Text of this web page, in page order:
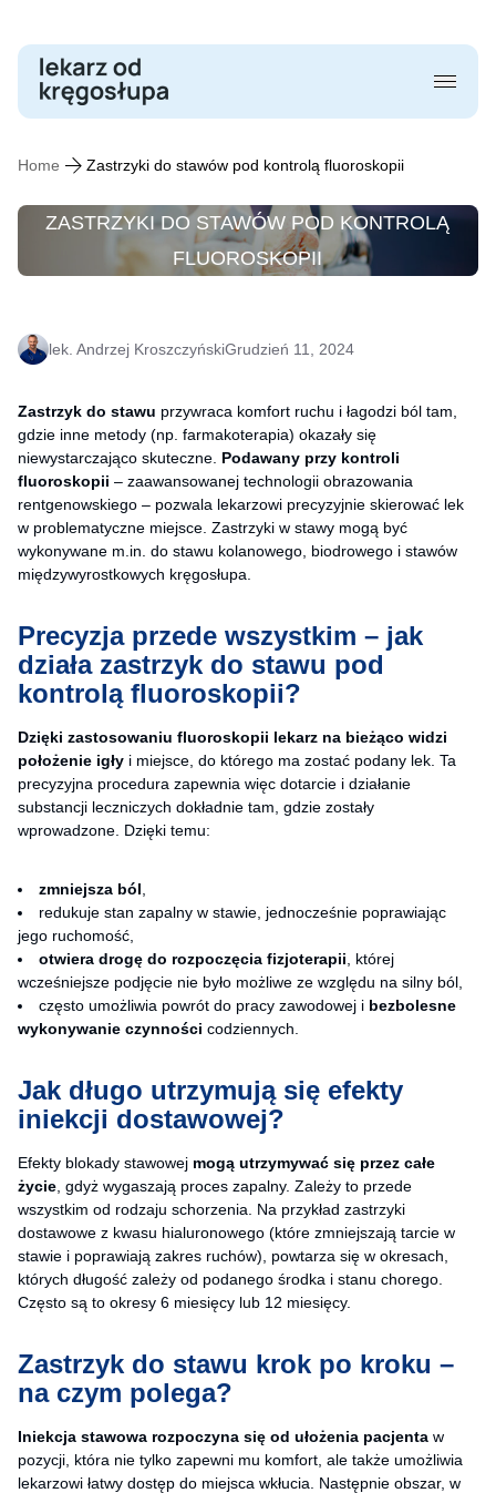
Skip
content
Home Zastrzyki do stawów pod kontrolą fluoroskopii
ZASTRZYKI DO STAWÓW POD KONTROLĄ
FLUOROSKOPII
lek. Andrzej KroszczyńskiGrudzień 11, 2024
Zastrzyk do stawu przywraca komfort ruchu i łagodzi ból tam,
gdzie inne metody (np. farmakoterapia) okazały się
niewystarczająco skuteczne. Podawany przy kontroli
fluoroskopii – zaawansowanej technologii obrazowania
rentgenowskiego – pozwala lekarzowi precyzyjnie skierować lek
w problematyczne miejsce. Zastrzyki w stawy mogą być
wykonywane m.in. do stawu kolanowego, biodrowego i stawów
międzywyrostkowych kręgosłupa.
Precyzja przede wszystkim – jak
działa zastrzyk do stawu pod
kontrolą fluoroskopii?
Dzięki zastosowaniu fluoroskopii lekarz na bieżąco widzi
położenie igły i miejsce, do którego ma zostać podany lek. Ta
precyzyjna procedura zapewnia więc dotarcie i działanie
substancji leczniczych dokładnie tam, gdzie zostały
wprowadzone. Dzięki temu:
zmniejsza ból
redukuje stan zapalny w stawie, jednocześnie poprawiając
jego ruchomość,
otwiera drogę do rozpoczęcia fizjoterapii , której
wcześniejsze podjęcie nie było możliwe ze względu na silny ból,
często umożliwia powrót do pracy zawodowej i bezbolesne
wykonywanie czynności codziennych.
Jak długo utrzymują się efekty
iniekcji dostawowej?
Efekty blokady stawowej mogą utrzymywać się przez całe
życie , gdyż wygaszają proces zapalny. Zależy to przede
wszystkim od rodzaju schorzenia. Na przykład zastrzyki
dostawowe z kwasu hialuronowego (które zmniejszają tarcie w
stawie i poprawiają zakres ruchów), powtarza się w okresach,
których długość zależy od podanego środka i stanu chorego.
Często są to okresy 6 miesięcy lub 12 miesięcy.
Zastrzyk do stawu krok po kroku –
na czym polega?
Iniekcja stawowa rozpoczyna się od ułożenia pacjenta w
pozycji, która nie tylko zapewni mu komfort, ale także umożliwia
lekarzowi łatwy dostęp do miejsca wkłucia. Następnie obszar, w